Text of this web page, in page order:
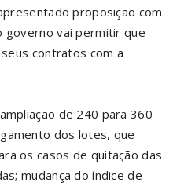
proposição com
vai permitir que
contratos com a
de 240 para 360
dos lotes, que
os casos de quitação das
mudança do índice de